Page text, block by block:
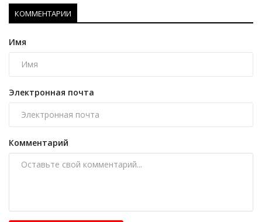
КОММЕНТАРИИ
Имя
Электронная почта
Комментарий